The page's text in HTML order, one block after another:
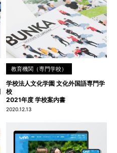
教育機関（専門学校）
学校法人文化学園 文化外国語専門学
校
2021年度 学校案内書
2020.12.13